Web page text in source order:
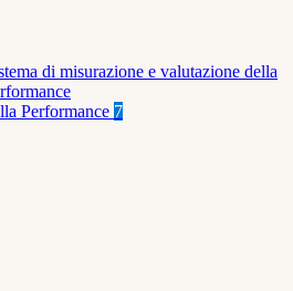
di misurazione e valutazione della
Performance 7